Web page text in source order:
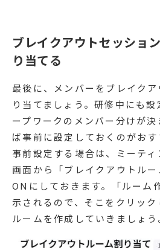
ブレイクアウトセッショ
り当てる
最後に、メンバーをブレイク
り当てましょう。研修中にも
ープワークのメンバー分けが
ば事前に設定しておくのがおす
事前設定する場合は、ミーテ
画面から「ブレイクアウトル
ONにしておきます。「ルーム
示されるので、そこをクリッ
ルームを作成していきましょう